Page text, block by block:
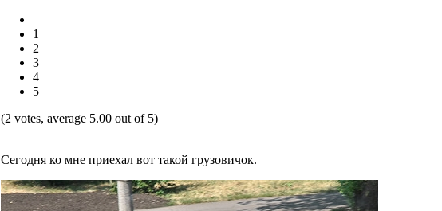
1
2
3
4
5
(2 votes, average 5.00 out of 5)
Сегодня ко мне приехал вот такой грузовичок.